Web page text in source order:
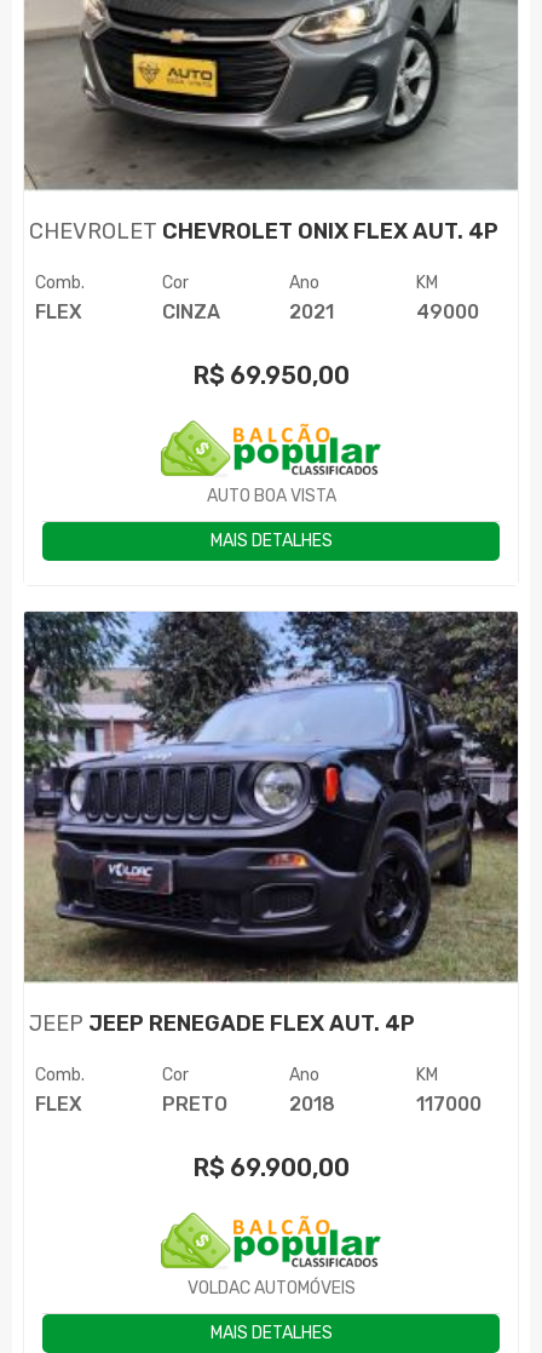
CHEVROLET CHEVROLET ONIX FLEX AUT. 4P
Comb.
FLEX
Cor
CINZA
Ano
2021
KM
49000
R$ 69.950,00
AUTO BOA VISTA
MAIS DETALHES
JEEP JEEP RENEGADE FLEX AUT. 4P
Comb.
FLEX
Cor
PRETO
Ano
2018
KM
117000
R$ 69.900,00
VOLDAC AUTOMÓVEIS
MAIS DETALHES